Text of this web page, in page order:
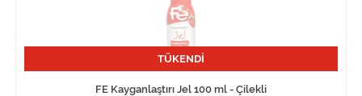
TÜKENDİ
FE Kayganlaştırı Jel 100 ml - Çilekli